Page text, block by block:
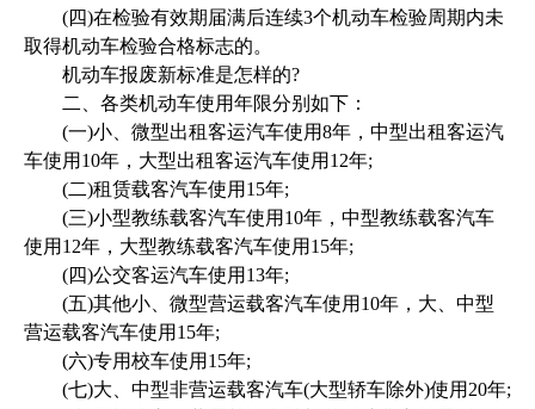
(四)在检验有效期届满后连续3个机动车检验周期内未
取得机动车检验合格标志的。
机动车报废新标准是怎样的?
二、各类机动车使用年限分别如下：
(一)小、微型出租客运汽车使用8年，中型出租客运汽
车使用10年，大型出租客运汽车使用12年;
(二)租赁载客汽车使用15年;
(三)小型教练载客汽车使用10年，中型教练载客汽车
使用12年，大型教练载客汽车使用15年;
(四)公交客运汽车使用13年;
(五)其他小、微型营运载客汽车使用10年，大、中型
营运载客汽车使用15年;
(六)专用校车使用15年;
(七)大、中型非营运载客汽车(大型轿车除外)使用20年;